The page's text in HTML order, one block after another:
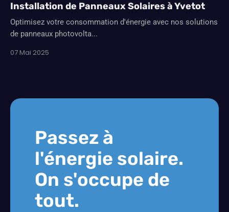
Installation de Panneaux Solaires à Yvetot
Optimisez votre consommation d'énergie avec nos solutions
de panneaux photovolta...
07 Mai 2025
Passez à
l'énergie solaire.
On s'occupe de
tout.